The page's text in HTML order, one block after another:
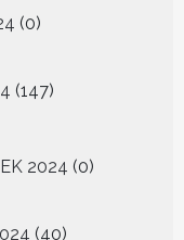
00
147
producten
2024 0
producten
4040